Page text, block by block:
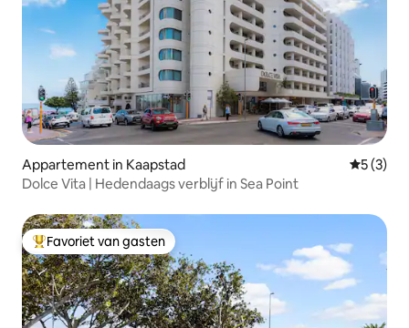
Appartement in Kaapstad
5 (3)
Dolce Vita | Hedendaags verblijf in Sea Point
Topfavoriet van gasten
Favoriet van gasten